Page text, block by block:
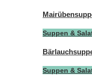
Suppen &
Suppen &